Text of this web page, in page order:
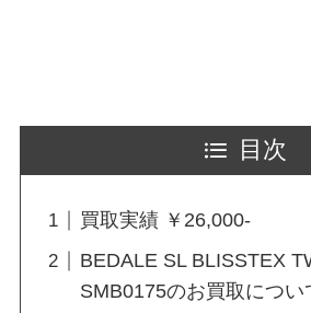
目次
買取実績 ￥26,000-
BEDALE SL BLISSTEX
SMB0175のお買取につい